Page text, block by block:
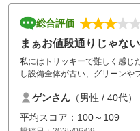
総合評価
まぁお値段通りじゃな
私にはトリッキーで難しく感じ
し設備全体が古い、グリーンや
食休憩1時間30分以上は待ちが
ったと思います。あと自分のミ
目立つ赤い旗を置かないで欲し
ゲンさん （男性 / 40代）
平均スコア：100～109